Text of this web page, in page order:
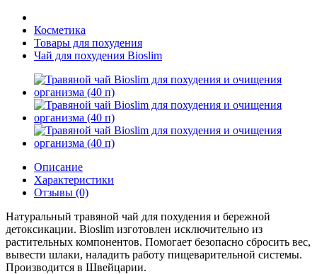
Косметика
Товары для похудения
Чай для похудения Bioslim
Описание
Характеристики
Отзывы (0)
Натуральный травяной чай для похудения и бережной
детоксикации. Bioslim изготовлен исключительно из
растительных компонентов. Помогает безопасно сбросить вес,
вывести шлаки, наладить работу пищеварительной системы.
Производится в Швейцарии.